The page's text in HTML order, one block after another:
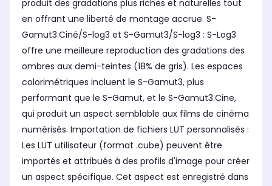
produit des gradations plus riches et naturelles tout
en offrant une liberté de montage accrue. S-
Gamut3.Ciné/S-log3 et S-Gamut3/S-log3 : S-Log3
offre une meilleure reproduction des gradations des
ombres aux demi-teintes (18% de gris). Les espaces
colorimétriques incluent le S-Gamut3, plus
performant que le S-Gamut, et le S-Gamut3.Cine,
qui produit un aspect semblable aux films de cinéma
numérisés. Importation de fichiers LUT personnalisés :
Les LUT utilisateur (format .cube) peuvent être
importés et attribués à des profils d'image pour créer
un aspect spécifique. Cet aspect est enregistré dans